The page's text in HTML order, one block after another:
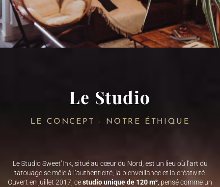
Le Studio
LE CONCEPT - NOTRE ÉTHIQUE
Le Studio Sweet’Ink, situé au cœur du Nord, est un lieu où l’art du
tatouage se mêle à l’authenticité, la bienveillance et la créativité.
Ouvert en juillet 2017, cestudio unique de 120 m² , pensé comme un